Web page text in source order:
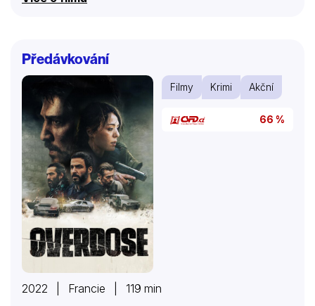
Předávkování
Filmy Krimi Akční
66 %
2022 | Francie | 119 min